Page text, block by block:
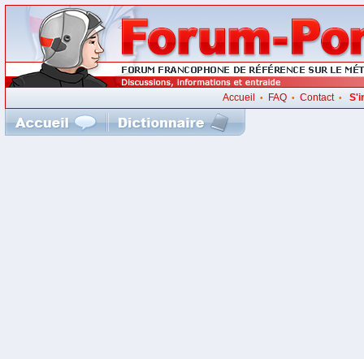
Accueil • FAQ• Contact•